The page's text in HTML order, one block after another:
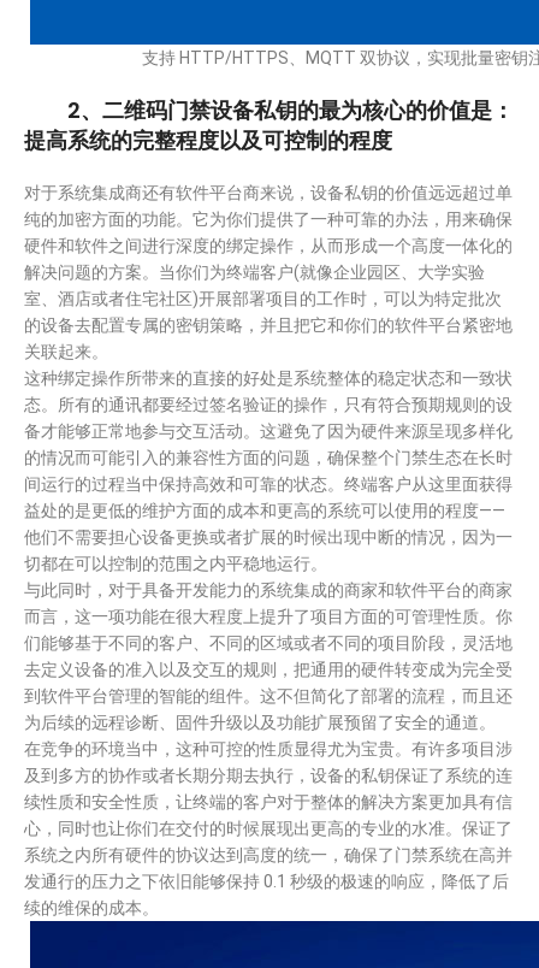
支持 HTTP/HTTPS、MQTT 双协议，实现批量密钥
2、二维码门禁设备私钥的最为核心的价值是：
提高系统的完整程度以及可控制的程度
对于系统集成商还有软件平台商来说，设备私钥的价值远远超过单
纯的加密方面的功能。它为你们提供了一种可靠的办法，用来确保
硬件和软件之间进行深度的绑定操作，从而形成一个高度一体化的
解决问题的方案。当你们为终端客户(就像企业园区、大学实验
室、酒店或者住宅社区)开展部署项目的工作时，可以为特定批次
的设备去配置专属的密钥策略，并且把它和你们的软件平台紧密地
关联起来。
这种绑定操作所带来的直接的好处是系统整体的稳定状态和一致状
态。所有的通讯都要经过签名验证的操作，只有符合预期规则的设
备才能够正常地参与交互活动。这避免了因为硬件来源呈现多样化
的情况而可能引入的兼容性方面的问题，确保整个门禁生态在长时
间运行的过程当中保持高效和可靠的状态。终端客户从这里面获得
益处的是更低的维护方面的成本和更高的系统可以使用的程度——
他们不需要担心设备更换或者扩展的时候出现中断的情况，因为一
切都在可以控制的范围之内平稳地运行。
与此同时，对于具备开发能力的系统集成的商家和软件平台的商家
而言，这一项功能在很大程度上提升了项目方面的可管理性质。你
们能够基于不同的客户、不同的区域或者不同的项目阶段，灵活地
去定义设备的准入以及交互的规则，把通用的硬件转变成为完全受
到软件平台管理的智能的组件。这不但简化了部署的流程，而且还
为后续的远程诊断、固件升级以及功能扩展预留了安全的通道。
在竞争的环境当中，这种可控的性质显得尤为宝贵。有许多项目涉
及到多方的协作或者长期分期去执行，设备的私钥保证了系统的连
续性质和安全性质，让终端的客户对于整体的解决方案更加具有信
心，同时也让你们在交付的时候展现出更高的专业的水准。保证了
系统之内所有硬件的协议达到高度的统一，确保了门禁系统在高并
发通行的压力之下依旧能够保持 0.1 秒级的极速的响应，降低了后
续的维保的成本。